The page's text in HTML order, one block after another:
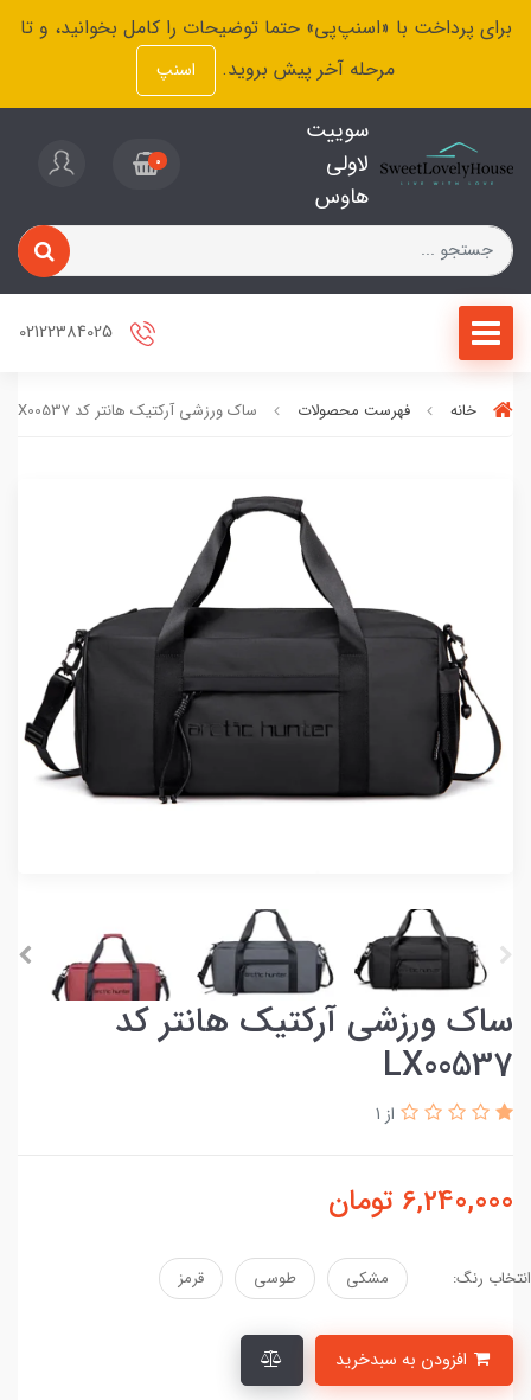
برای پرداخت با «اسنپ‌پی» حتما توضیحات را کامل بخوانید، و تا
مرحله آخر پیش بروید.
اسنپ
سوییت
لاولی
هاوس
0
خانه فهرست محصولات ساک ورزشی آرکتیک هانتر کد LX00537
ساک ورزشی آرکتیک هانتر کد
LX00537
از 1
6,240,000 تومان
انتخاب رنگ: مشکی طوسی قرمز